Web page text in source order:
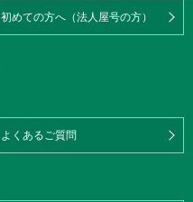
初めての方へ（法人屋号の方）
よくあるご質問